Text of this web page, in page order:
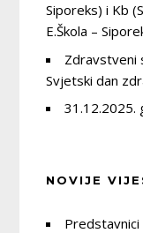
Siporeks) i Kb
E.Škola –
Zdravstveni
Svjetski dan
31.12.2025.
NOVIJE
Predstavnici